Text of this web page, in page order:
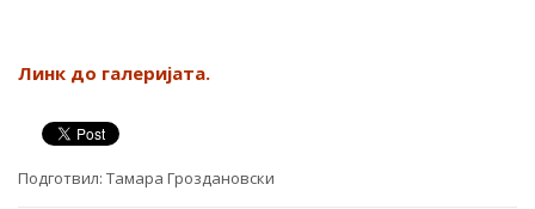
Линк до галеријата.
Подготвил: Тамара Гроздановски